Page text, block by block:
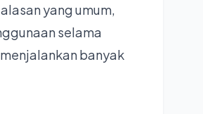
yang umum,
selama
banyak